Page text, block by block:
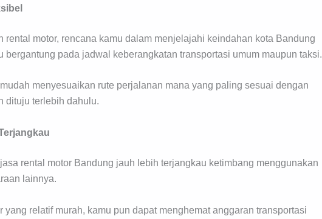
rental motor, rencana kamu dalam menjelajahi keindahan kota Bandung
bergantung pada jadwal keberangkatan transportasi umum maupun taksi.
menyesuaikan rute perjalanan mana yang paling sesuai dengan
dituju terlebih dahulu.
rental motor Bandung jauh lebih terjangkau ketimbang menggunakan
lainnya.
yang relatif murah, kamu pun dapat menghemat anggaran transportasi